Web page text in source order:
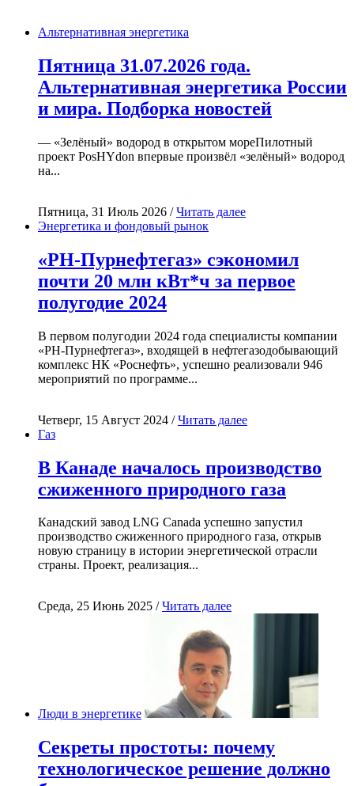
Альтернативная энергетика
Пятница 31.07.2026 года.
Альтернативная энергетика России
и мира. Подборка новостей
— «Зелёный» водород в открытом мореПилотный
проект PosHYdon впервые произвёл «зелёный» водород
на...
Пятница, 31 Июль 2026 /Читать далее
Энергетика и фондовый рынок
«РН-Пурнефтегаз» сэкономил
почти 20 млн кВт*ч за первое
полугодие 2024
В первом полугодии 2024 года специалисты компании
«РН-Пурнефтегаз», входящей в нефтегазодобывающий
комплекс НК «Роснефть», успешно реализовали 946
мероприятий по программе...
Четверг, 15 Август 2024 /Читать далее
Газ
В Канаде началось производство
сжиженного природного газа
Канадский завод LNG Canada успешно запустил
производство сжиженного природного газа, открыв
новую страницу в истории энергетической отрасли
страны. Проект, реализация...
Среда, 25 Июнь 2025 /Читать далее
Люди в энергетике
Секреты простоты: почему
технологическое решение должно